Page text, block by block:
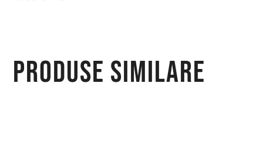
Produse similare